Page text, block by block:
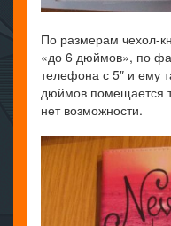
По размерам чехол-
«до 6 дюймов», по
телефона с 5″ и ему
дюймов помещается
нет возможности.